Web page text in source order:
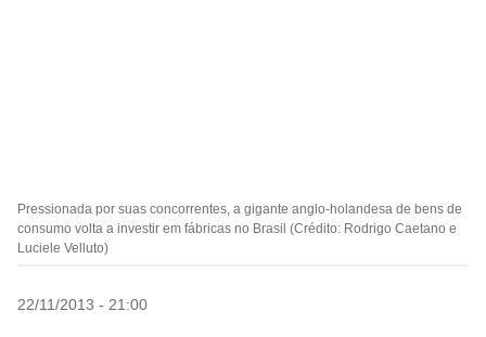
Pressionada por suas concorrentes, a gigante anglo-holandesa de bens de
consumo volta a investir em fábricas no Brasil (Crédito: Rodrigo Caetano e
Luciele Velluto)
22/11/2013 - 21:00